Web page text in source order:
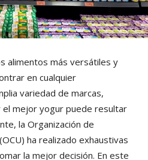
alimentos más versátiles y
en cualquier
variedad de marcas,
mejor yogur puede resultar
la Organización de
ha realizado exhaustivas
la mejor decisión. En este